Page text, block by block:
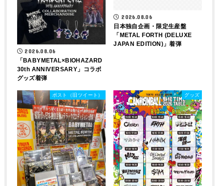
2026.08.06
「BABYMETAL×BIOHAZARD
30th ANNIVERSARY」コラボ
グッズ着弾
2026.08.06
日本独自企画・限定生産盤
「METAL FORTH (DELUXE
JAPAN EDITION)」着弾
ポスト（旧ツイート） グッズ